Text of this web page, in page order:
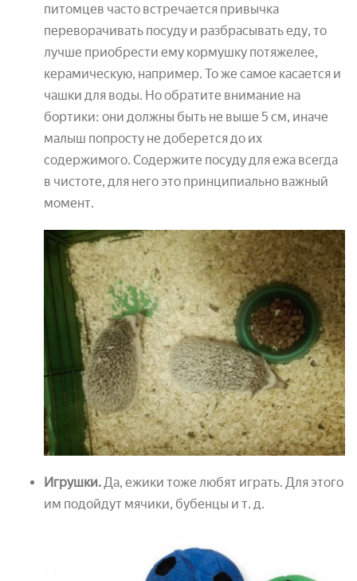
питомцев часто встречается привычка
переворачивать посуду и разбрасывать еду, то
лучше приобрести ему кормушку потяжелее,
керамическую, например. То же самое касается и
чашки для воды. Но обратите внимание на
бортики: они должны быть не выше 5 см, иначе
малыш попросту не доберется до их
содержимого. Содержите посуду для ежа всегда
в чистоте, для него это принципиально важный
момент.
Игрушки.Да, ежики тоже любят играть. Для этого
им подойдут мячики, бубенцы и т. д.